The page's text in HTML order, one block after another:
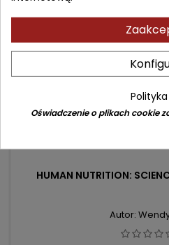
HUMAN NUTRITION:
Autor:
Oświadczenie o plikach cookie